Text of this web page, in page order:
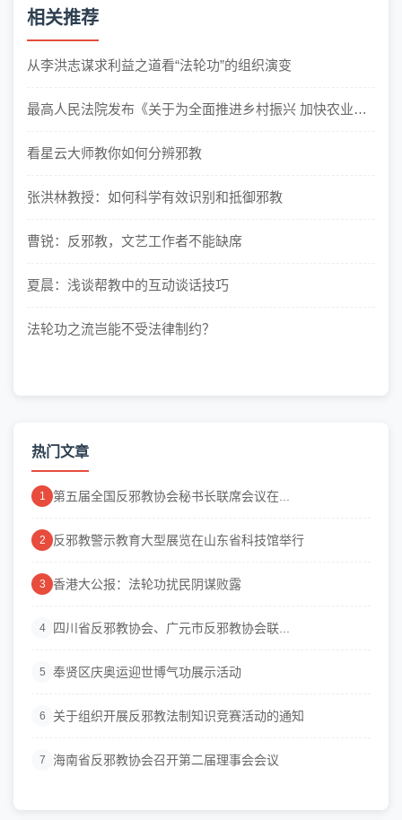
相关推荐
从李洪志谋求利益之道看“法轮功”的组织演变
最高人民法院发布《关于为全面推进乡村振兴 加快农业农
看星云大师教你如何分辨邪教
张洪林教授：如何科学有效识别和抵御邪教
曹锐：反邪教，文艺工作者不能缺席
夏晨：浅谈帮教中的互动谈话技巧
法轮功之流岂能不受法律制约？
热门文章
1 第五届全国反邪教协会秘书长联席会议在...
2 反邪教警示教育大型展览在山东省科技馆举行
3 香港大公报：法轮功扰民阴谋败露
4 四川省反邪教协会、广元市反邪教协会联...
5 奉贤区庆奥运迎世博气功展示活动
6 关于组织开展反邪教法制知识竞赛活动的通知
7 海南省反邪教协会召开第二届理事会会议